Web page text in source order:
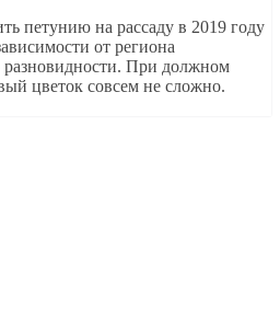
петунию на рассаду в 2019 году
от региона
При должном
цветок совсем не сложно.